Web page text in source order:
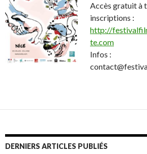
Accès gratuit à
inscriptions :
http://
te.com
Infos :
DERNIERS ARTICLES PUBLIÉS